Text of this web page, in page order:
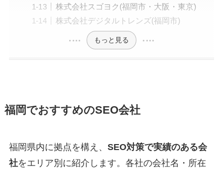
株式会社スゴヨク(福岡市・大阪・東京)
株式会社デジタルトレンズ(福岡市)
もっと見る
福岡でおすすめのSEO会社
福岡県内に拠点を構え、 SEO対策で実績のある会
社をエリア別に紹介します。各社の会社名・所在